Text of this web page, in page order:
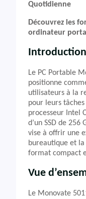
Quotidienne
Découvrez les
ordinateur
Introduction
Le PC Portable
positionne
utilisateurs à la
pour leurs
processeur Intel
d’un SSD de 256
vise à offrir une
bureautique et
format compact
Vue
Le Monovate